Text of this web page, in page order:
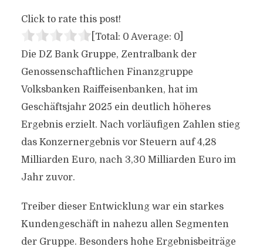
Click to rate this post!
[Total: 0 Average: 0]
Die DZ Bank Gruppe, Zentralbank der
Genossenschaftlichen Finanzgruppe
Volksbanken Raiffeisenbanken, hat im
Geschäftsjahr 2025 ein deutlich höheres
Ergebnis erzielt. Nach vorläufigen Zahlen stieg
das Konzernergebnis vor Steuern auf 4,28
Milliarden Euro, nach 3,30 Milliarden Euro im
Jahr zuvor.
Treiber dieser Entwicklung war ein starkes
Kundengeschäft in nahezu allen Segmenten
der Gruppe. Besonders hohe Ergebnisbeiträge